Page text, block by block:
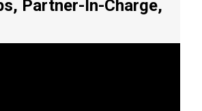
Partner-In-Charge,